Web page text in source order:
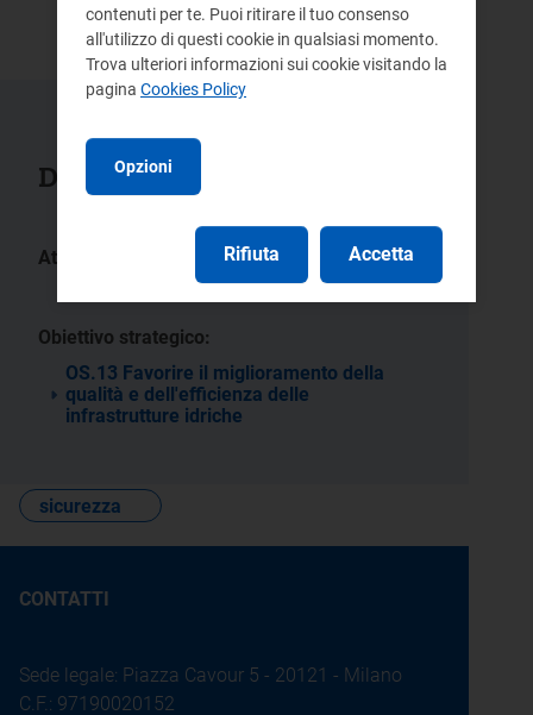
Documenti collegati
Atti:
401/2025/I/idr
Obiettivo strategico:
OS.13 Favorire il miglioramento della
qualità e dell'efficienza delle
infrastrutture idriche
sicurezza
CONTATTI
Sede legale: Piazza Cavour 5 - 20121 - Milano
C.F.: 97190020152
contenuti per te. Puoi ritirare il tuo consenso
all'utilizzo di questi cookie in qualsiasi momento.
Trova ulteriori informazioni sui cookie visitando la
pagina Cookies Policy
Opzioni
Rifiuta Accetta